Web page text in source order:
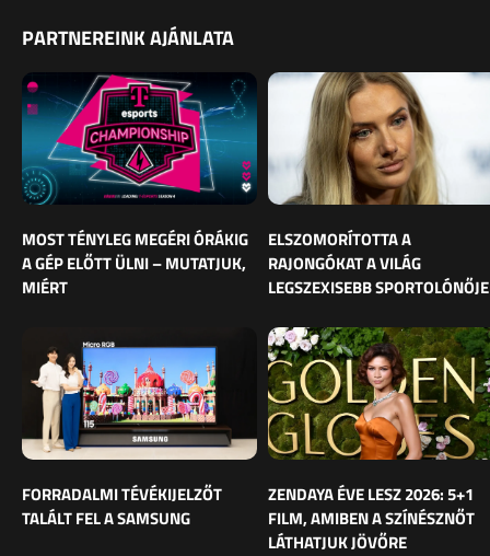
PARTNEREINK AJÁNLATA
MOST TÉNYLEG MEGÉRI ÓRÁKIG
A GÉP ELŐTT ÜLNI – MUTATJUK,
MIÉRT
ELSZOMORÍTOTTA A
RAJONGÓKAT A VILÁG
LEGSZEXISEBB SPORTOLÓNŐJE
FORRADALMI TÉVÉKIJELZŐT
TALÁLT FEL A SAMSUNG
ZENDAYA ÉVE LESZ 2026: 5+1
FILM, AMIBEN A SZÍNÉSZNŐT
LÁTHATJUK JÖVŐRE